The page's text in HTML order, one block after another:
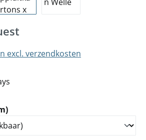
excl. verzendkosten